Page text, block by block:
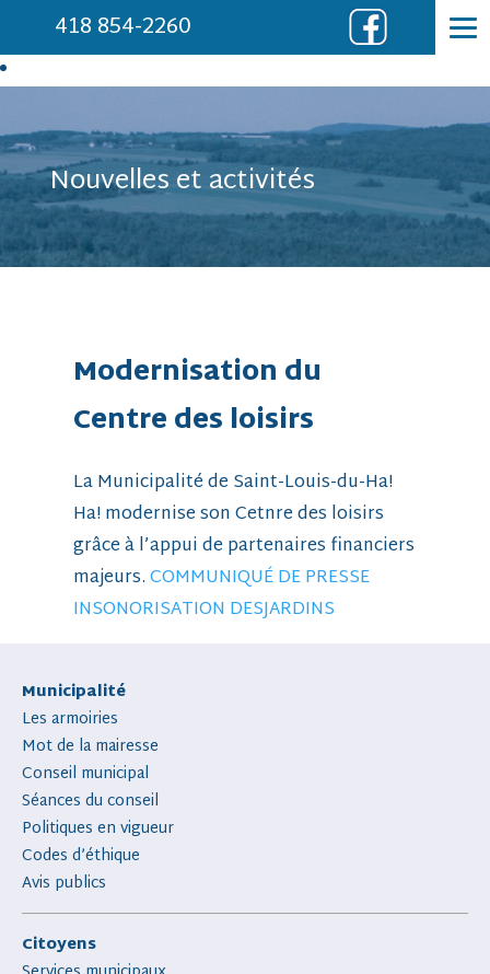
418 854-2260
Nouvelles et activités
Modernisation du
Centre des loisirs
La Municipalité de Saint-Louis-du-Ha!
Ha! modernise son Cetnre des loisirs
grâce à l’appui de partenaires financiers
majeurs.COMMUNIQUÉ DE PRESSE
INSONORISATION DESJARDINS
Municipalité
Les armoiries
Mot de la mairesse
Conseil municipal
Séances du conseil
Politiques en vigueur
Codes d’éthique
Avis publics
Citoyens